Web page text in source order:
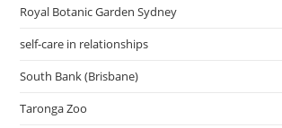
Royal Botanic Garden Sydney
self-care in relationships
South Bank (Brisbane)
Taronga Zoo